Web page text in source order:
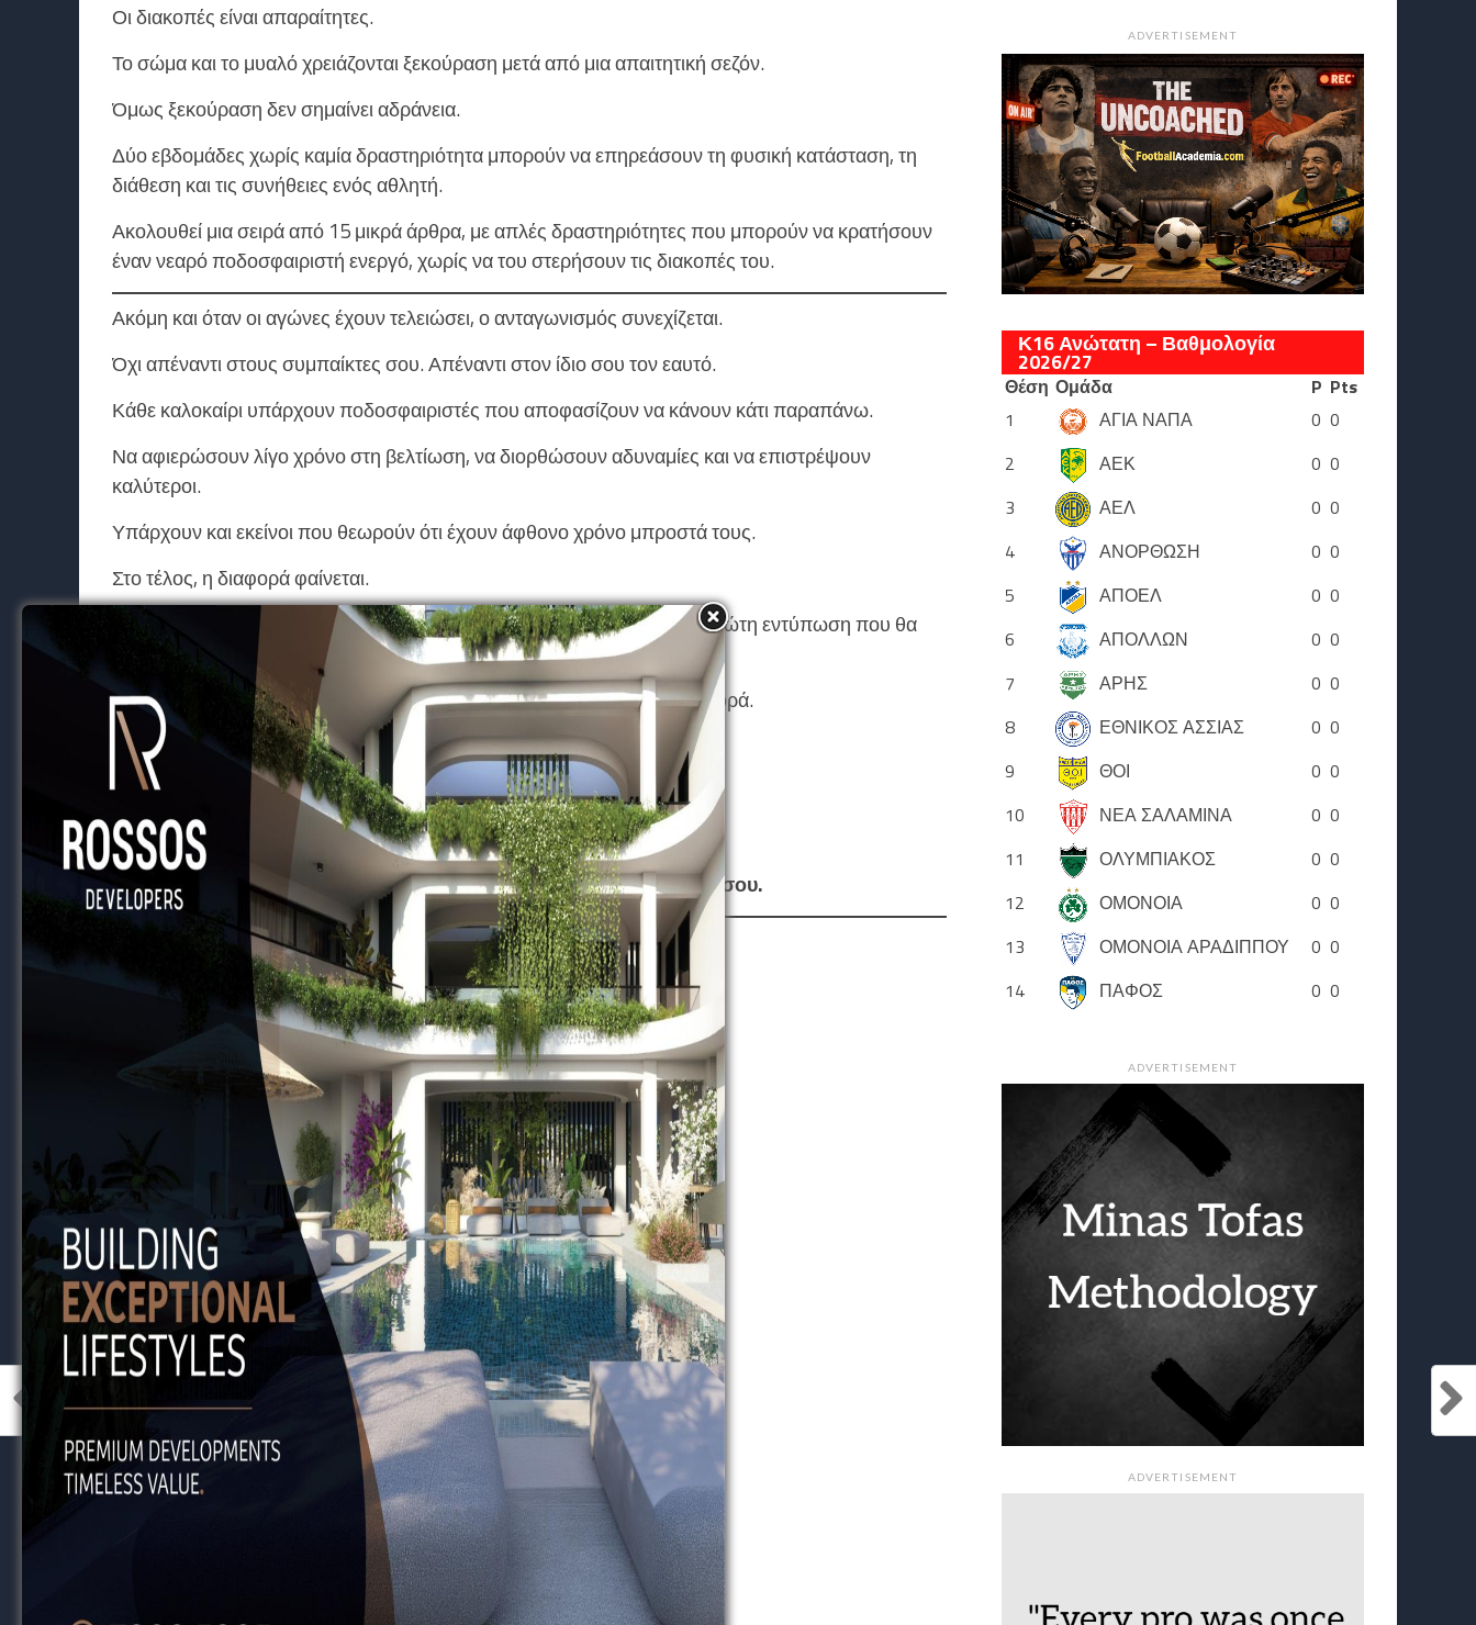
Οι διακοπές είναι απαραίτητες.
Το σώμα και το μυαλό χρειάζονται ξεκούραση μετά από μια απαιτητική σεζόν.
Όμως ξεκούραση δεν σημαίνει αδράνεια.
Δύο εβδομάδες χωρίς καμία δραστηριότητα μπορούν να επηρεάσουν τη φυσική κατάσταση, τη
διάθεση και τις συνήθειες ενός αθλητή.
Ακολουθεί μια σειρά από 15 μικρά άρθρα, με απλές δραστηριότητες που μπορούν να κρατήσουν
έναν νεαρό ποδοσφαιριστή ενεργό, χωρίς να του στερήσουν τις διακοπές του.
Ακόμη και όταν οι αγώνες έχουν τελειώσει, ο ανταγωνισμός συνεχίζεται.
Όχι απέναντι στους συμπαίκτες σου. Απέναντι στον ίδιο σου τον εαυτό.
Κάθε καλοκαίρι υπάρχουν ποδοσφαιριστές που αποφασίζουν να κάνουν κάτι παραπάνω.
Να αφιερώσουν λίγο χρόνο στη βελτίωση, να διορθώσουν αδυναμίες και να επιστρέψουν
καλύτεροι.
Υπάρχουν και εκείνοι που θεωρούν ότι έχουν άφθονο χρόνο μπροστά τους.
Στο τέλος, η διαφορά φαίνεται.
Στο πρώτο τεστ φυσικής κατάστασης. Στην πρώτη προπόνηση. Στην πρώτη εντύπωση που θα
σχηματίσει ο προπονητής.
Το ποδόσφαιρο είναι ένας χώρος όπου οι λεπτομέρειες κάνουν τη διαφορά.
Και πολλές φορές οι λεπτομέρειες χτίζονται όταν κανείς δεν κοιτάζει.
Μην συγκρίνεις τον εαυτό σου με τους άλλους.
Σύγκρινέ τον με αυτόν που ήσουν πριν από έναν χρόνο.
Η μεγαλύτερη νίκη είναι να επιστρέψεις καλύτερος από τον εαυτό σου.
WhatsApp
Messenger
TwitterEmailΜοιραστείτε
FEATURED
ADVERTISEMENT
Κ16 Ανώτατη – Βαθμολογία
2026/27
Θέση Ομάδα P Pts
1
ΑΓΙΑ ΝΑΠΑ 0 0
2
ΑΕΚ 0 0
3
ΑΕΛ 0 0
4
ΑΝΟΡΘΩΣΗ 0 0
5
ΑΠΟΕΛ 0 0
6
ΑΠΟΛΛΩΝ 0 0
7
ΑΡΗΣ 0 0
8
ΕΘΝΙΚΟΣ ΑΣΣΙΑΣ 0 0
9
ΘΟΙ 0 0
10
ΝΕΑ ΣΑΛΑΜΙΝΑ 0 0
11
ΟΛΥΜΠΙΑΚΟΣ 0 0
12
ΟΜΟΝΟΙΑ 0 0
13
ΟΜΟΝΟΙΑ ΑΡΑΔΙΠΠΟΥ 0 0
14
ΠΑΦΟΣ 0 0
ADVERTISEMENT
ADVERTISEMENT